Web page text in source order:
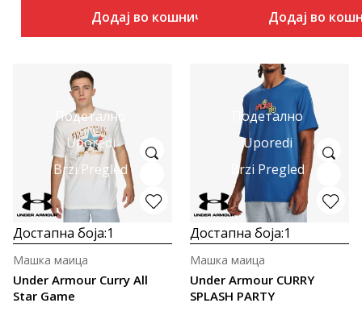
Додај во кошничка Додај во
Подетално
Uporedi
Brzi Pregled
Достапна боја:1
Under Armour Curry All
Star Game
Машка маица
Подетално
Uporedi
Brzi Pregled
Достапна боја:1
Under Armour CURRY
SPLASH PARTY
Машка маица